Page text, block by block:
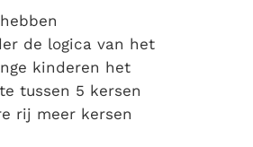
de logica van het
kinderen het
tussen 5 kersen
rij meer kersen